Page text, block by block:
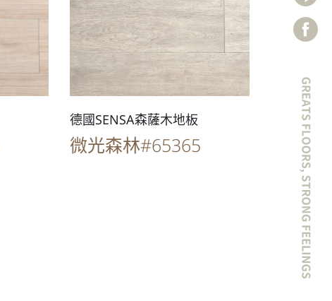
德國SENSA森薩木地板
微光森林#65365